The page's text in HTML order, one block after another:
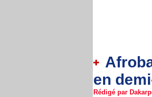
en
Rédigé par